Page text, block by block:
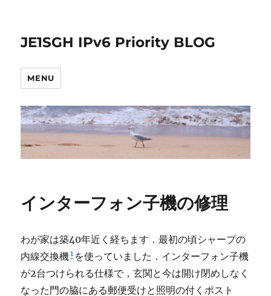
JE1SGH IPv6 Priority BLOG
MENU
インターフォン子機の修理
わが家は築40年近く経ちます．最初の頃シャープの
内線交換機1 を使っていました．インターフォン子機
が2台つけられる仕様で，玄関と今は開け閉めしなく
なった門の脇にある郵便受けと照明の付くポスト